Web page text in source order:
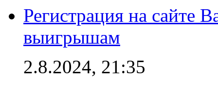
Регистрация на сайте
выигрышам
2.8.2024, 21:35